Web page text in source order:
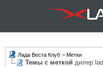
Лада Веста Клуб > Метки
Темы с меткой дилер